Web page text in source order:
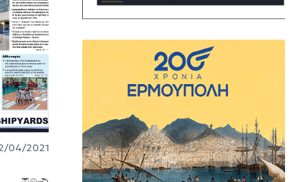
04/2021